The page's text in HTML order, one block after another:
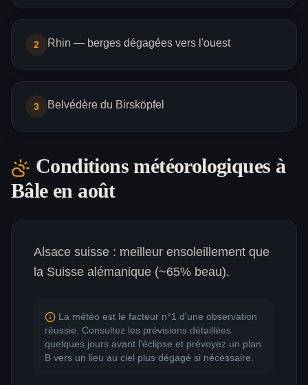
2 Rhin — berges dégagées vers l'ouest
3 Belvédère du Birsköpfel
Conditions météorologiques à
Bâleen août
Alsace suisse : meilleur ensoleillement que
la Suisse alémanique (~65% beau).
La météo est le facteur n°1 d'une observation
réussie. Consultez les prévisions détaillées
quelques jours avant l'éclipse et prévoyez un plan
B vers un lieu au ciel plus dégagé si nécessaire.